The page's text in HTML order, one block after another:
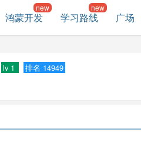
鸿蒙开发 学习路线 广场
lv 1 排名 14949